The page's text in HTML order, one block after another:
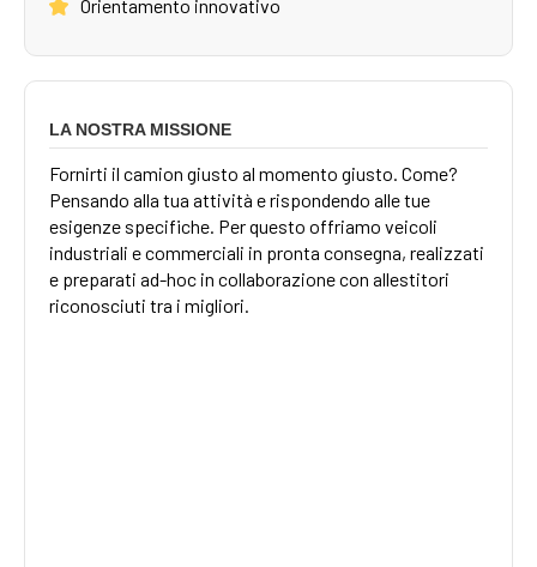
Orientamento innovativo
LA NOSTRA MISSIONE
Fornirti il camion giusto al momento giusto. Come?
Pensando alla tua attività e rispondendo alle tue
esigenze specifiche. Per questo offriamo veicoli
industriali e commerciali in pronta consegna, realizzati
e preparati ad-hoc in collaborazione con allestitori
riconosciuti tra i migliori.